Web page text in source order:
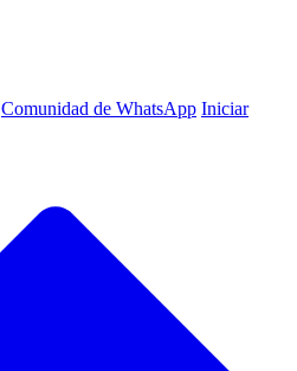
Comunidad de WhatsApp Iniciar